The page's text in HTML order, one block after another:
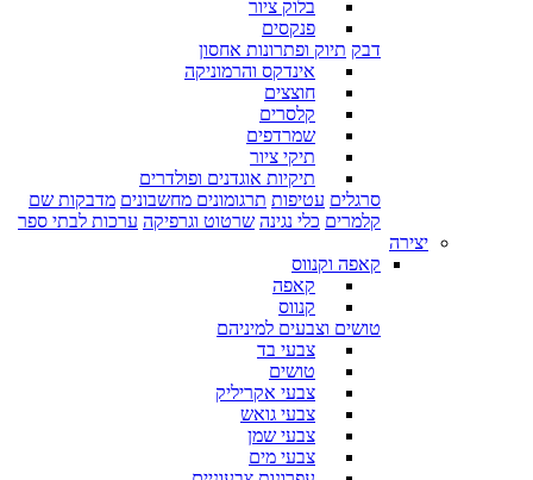
בלוק ציור
פנקסים
דבק תיוק ופתרונות אחסון
אינדקס והרמוניקה
חוצצים
קלסרים
שמרדפים
תיקי ציור
תיקיות אוגדנים ופולדרים
סרגלים עטיפות תרגומונים מחשבונים מדבקות שם
קלמרים כלי נגינה שרטוט וגרפיקה ערכות לבתי ספר
יצירה
קאפה וקנווס
קאפה
קנווס
טושים וצבעים למיניהם
צבעי בד
טושים
צבעי אקריליק
צבעי גואש
צבעי שמן
צבעי מים